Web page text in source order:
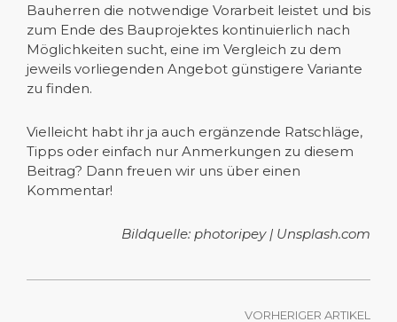
Bauherren die notwendige Vorarbeit leistet und bis
zum Ende des Bauprojektes kontinuierlich nach
Möglichkeiten sucht, eine im Vergleich zu dem
jeweils vorliegenden Angebot günstigere Variante
zu finden.
Vielleicht habt ihr ja auch ergänzende Ratschläge,
Tipps oder einfach nur Anmerkungen zu diesem
Beitrag? Dann freuen wir uns über einen
Kommentar!
Bildquelle: photoripey | Unsplash.com
VORHERIGER ARTIKEL